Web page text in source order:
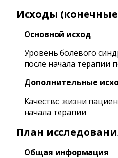
Исходы
Основной исход
Уровень болевого
после начала терапии
Дополнительные
Качество жизни
начала терапии
План
Общая информация